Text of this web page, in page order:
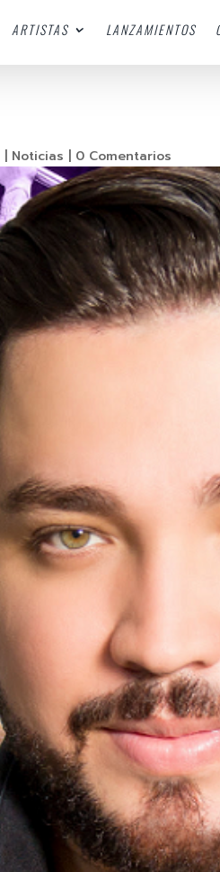
ARTISTAS LANZAMIENTOS
| Noticias | 0 Comentarios